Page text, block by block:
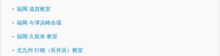
福岡 遠賀教室
福岡 今津浜崎会場
福岡 久留米 教室
北九州 行橋（長井浜）教室